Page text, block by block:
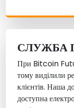
СЛУЖБА
При Bitcoin
тому виділили
клієнтів. Наша
доступна